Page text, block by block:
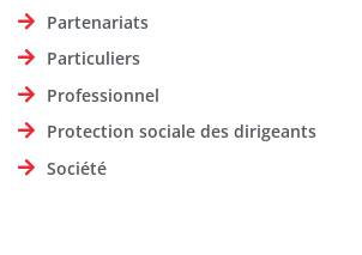
Partenariats
Particuliers
Professionnel
Protection sociale des dirigeants
Société